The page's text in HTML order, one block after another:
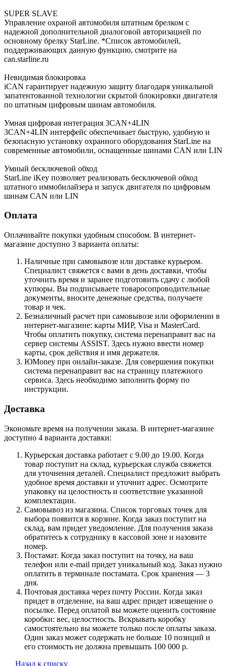
SUPER SLAVE
Управление охраной автомобиля штатным брелком с
надежной дополнительной диалоговой авторизацией по
основному брелку StarLine. *Список автомобилей,
поддерживающих данную функцию, смотрите на
can.starline.ru
Невидимая блокировка
iCAN гарантирует надежную защиту благодаря уникальной
запатентованной технологии скрытой блокировки двигателя
по штатным цифровым шинам автомобиля.
Умная цифровая интеграция 3CAN+4LIN
3CAN+4LIN интерфейс обеспечивает быструю, удобную и
безопасную установку охранного оборудования StarLine на
современные автомобили, оснащенные шинами CAN или LIN
Умный бесключевой обход
StarLine iKey позволяет реализовать бесключевой обход
штатного иммобилайзера и запуск двигателя по цифровым
шинам CAN или LIN
Оплата
Оплачивайте покупки удобным способом. В интернет-
магазине доступно 3 варианта оплаты:
Наличные при самовывозе или доставке курьером.
Специалист свяжется с вами в день доставки, чтобы
уточнить время и заранее подготовить сдачу с любой
купюры. Вы подписываете товаросопроводительные
документы, вносите денежные средства, получаете
товар и чек.
Безналичный расчет при самовывозе или оформлении в
интернет-магазине: карты МИР, Visa и MasterCard.
Чтобы оплатить покупку, система перенаправит вас на
сервер системы ASSIST. Здесь нужно ввести номер
карты, срок действия и имя держателя.
ЮMoney при онлайн-заказе. Для совершения покупки
система перенаправит вас на страницу платежного
сервиса. Здесь необходимо заполнить форму по
инструкции.
Доставка
Экономьте время на получении заказа. В интернет-магазине
доступно 4 варианта доставки:
Курьерская доставка работает с 9.00 до 19.00. Когда
товар поступит на склад, курьерская служба свяжется
для уточнения деталей. Специалист предложит выбрать
удобное время доставки и уточнит адрес. Осмотрите
упаковку на целостность и соответствие указанной
комплектации.
Самовывоз из магазина. Список торговых точек для
выбора появится в корзине. Когда заказ поступит на
склад, вам придет уведомление. Для получения заказа
обратитесь к сотруднику в кассовой зоне и назовите
номер.
Постамат. Когда заказ поступит на точку, на ваш
телефон или e-mail придет уникальный код. Заказ нужно
оплатить в терминале постамата. Срок хранения — 3
дня.
Почтовая доставка через почту России. Когда заказ
придет в отделение, на ваш адрес придет извещение о
посылке. Перед оплатой вы можете оценить состояние
коробки: вес, целостность. Вскрывать коробку
самостоятельно вы можете только после оплаты заказа.
Один заказ может содержать не больше 10 позиций и
его стоимость не должна превышать 100 000 р.
Назад к списку